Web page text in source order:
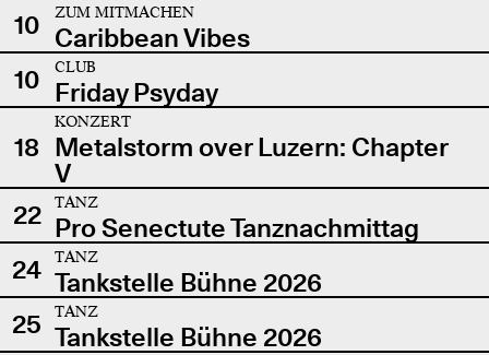
10
ZUM MITMACHEN
Caribbean Vibes
10
CLUB
Friday Psyday
18
KONZERT
Metalstorm over Luzern: Chapter
V
22
TANZ
Pro Senectute Tanznachmittag
24
TANZ
Tankstelle Bühne 2026
25
TANZ
Tankstelle Bühne 2026